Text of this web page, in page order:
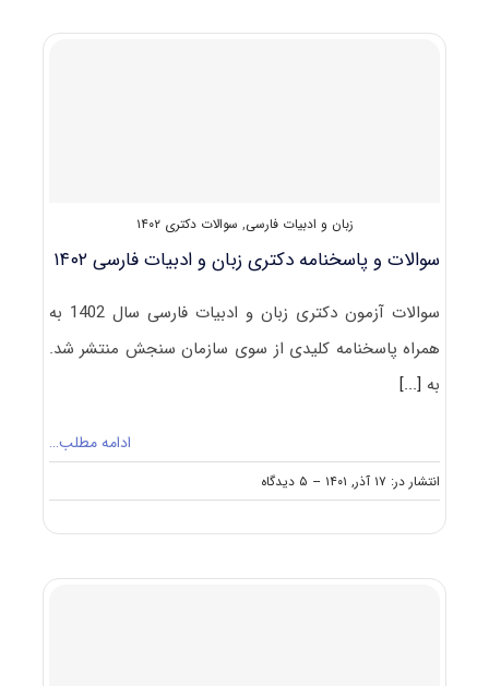
زبان
زبان و ادبیات فارسی, سوالات دکتری ۱۴۰۲
سوالات و پاسخنامه دکتری زبان و ادبیات فارسی ۱۴۰۲
سوالات آزمون دکتری زبان و ادبیات فارسی سال 1402 به
همراه پاسخنامه کلیدی از سوی سازمان سنجش منتشر شد.
به [...]
ادامه مطلب…
انتشار در: ۱۷ آذر, ۱۴۰۱ -- ۵ دیدگاه
on
سوالات
زبان